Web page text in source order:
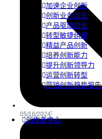
加速企业创新
创新业务增长
产品驱动增长
转型敏捷组织
精益产品创新
培养创新能力
提升创新领导力
运营创新转型
营销创新趋势报告
创作者中心
05/16/2024